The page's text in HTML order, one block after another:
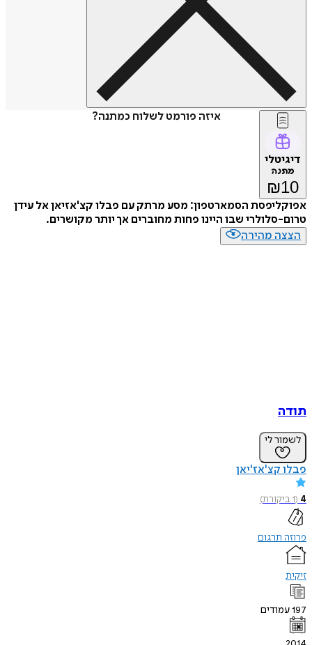
איזה פורמט לשלוח כמתנה?
דיגיטלי
מתנה
₪10
אפוקליפסת הסמארטפון: מסע מרתק עם פבלו קצ'אזיאן אל עידן
טרום-סלולרי שבו היינו פחות מחוברים אך יותר מקושרים.
הצצה מהירה
תודה
לשמור לי
פבלו קצ'אז'יאן
4
(
1ביקורת)
פרוזה תרגום
זיקית
197עמודים